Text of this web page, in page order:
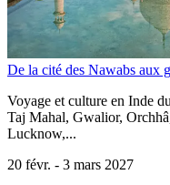
De la cité des Nawabs aux
Voyage et culture en Inde
Taj Mahal, Gwalior,
Lucknow,...
20 févr. - 3 mars 2027